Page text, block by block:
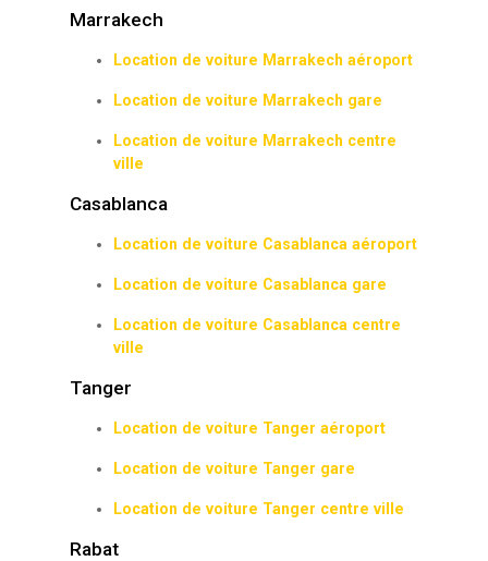
Marrakech
Location de voiture Marrakech aéroport
Location de voiture Marrakech gare
Location de voiture Marrakech centre
ville
Casablanca
Location de voiture Casablanca aéroport
Location de voiture Casablanca gare
Location de voiture Casablanca centre
ville
Tanger
Location de voiture Tanger aéroport
Location de voiture Tanger gare
Location de voiture Tanger centre ville
Rabat